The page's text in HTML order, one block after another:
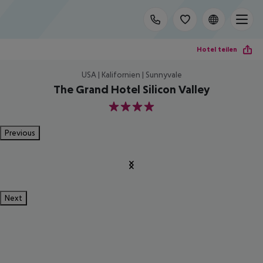
Hotel teilen
USA | Kalifornien | Sunnyvale
The Grand Hotel Silicon Valley
4
Previous
Next